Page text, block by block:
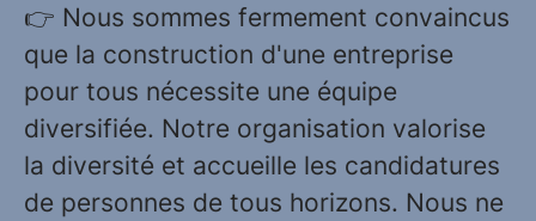
👉 Nous sommes fermement convaincus
que la construction d'une entreprise
pour tous nécessite une équipe
diversifiée. Notre organisation valorise
la diversité et accueille les candidatures
de personnes de tous horizons. Nous ne